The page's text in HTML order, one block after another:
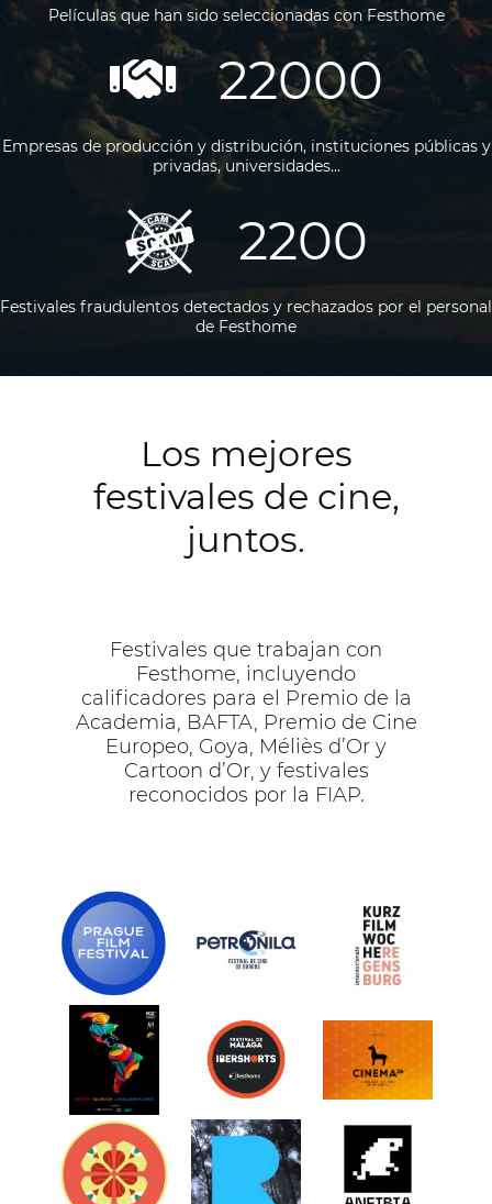
Películas que han sido seleccionadas con Festhome
22000
Empresas de producción y distribución, instituciones públicas y
privadas, universidades...
2200
Festivales fraudulentos detectados y rechazados por el personal
de Festhome
Los mejores
festivales de cine,
juntos.
Festivales que trabajan con
Festhome, incluyendo
calificadores para el Premio de la
Academia, BAFTA, Premio de Cine
Europeo, Goya, Méliès d’Or y
Cartoon d’Or, y festivales
reconocidos por la FIAP.